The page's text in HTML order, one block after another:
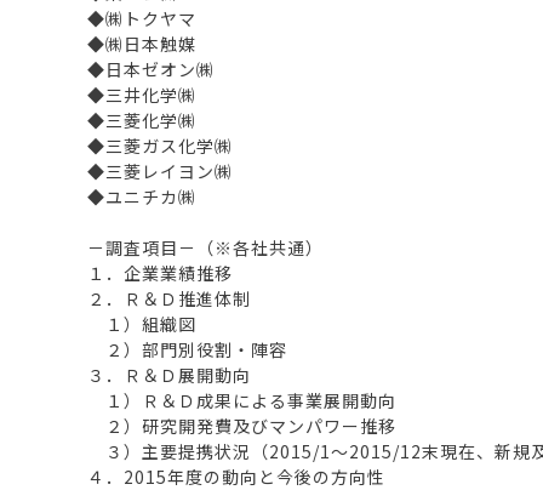
◆㈱トクヤマ
◆㈱日本触媒
◆日本ゼオン㈱
◆三井化学㈱
◆三菱化学㈱
◆三菱ガス化学㈱
◆三菱レイヨン㈱
◆ユニチカ㈱
－調査項目－（※各社共通）
１．企業業績推移
２．Ｒ＆Ｄ推進体制
１）組織図
２）部門別役割・陣容
３．Ｒ＆Ｄ展開動向
１）Ｒ＆Ｄ成果による事業展開動向
２）研究開発費及びマンパワー推移
３）主要提携状況（2015/1～2015/12末現在、新規及
４．2015年度の動向と今後の方向性